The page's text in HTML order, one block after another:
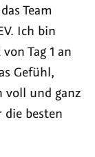
Team
Ich bin
Tag 1 an
Gefühl,
voll und ganz
besten